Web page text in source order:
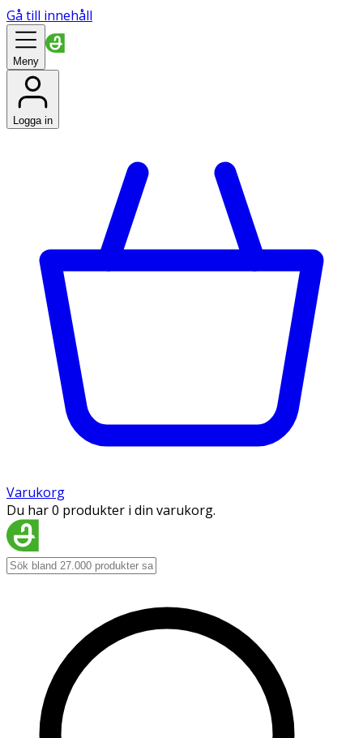
Gå till innehåll
Meny
Logga in
Varukorg
Du har 0 produkter i din varukorg.